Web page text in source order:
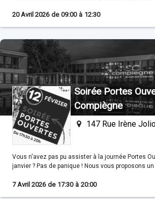
20 Avril 2026 de 09:00 à 12:30
Soirée Portes
Compiègne
147 Rue Irène
Vous n'avez pas pu assister à la journée Portes
janvier ? Pas de panique ! Nous vous proposons un nouveau format !
nos portes le jeudi 12 février de 17h30 à 20h. Vous pourrez échanger
7 Avril 2026 de 17:30 à 20:00